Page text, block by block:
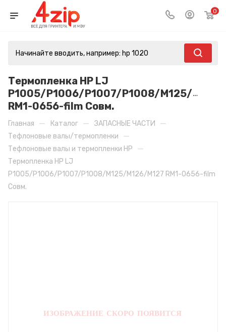
0
Термопленка HP LJ
P1005/P1006/P1007/P1008/M125/M126/
RM1-0656-film Совм.
Главная — Каталог — ЗАПАСНЫЕ ЧАСТИ —
Тефлоновые валы/термопленки —
Тефлоновые валы и термопленки HP —
Термопленка HP LJ
P1005/P1006/P1007/P1008/M125/M126/M127 RM1-0656-film
Совм.